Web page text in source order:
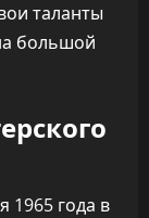
таланты
большой
1965 года в